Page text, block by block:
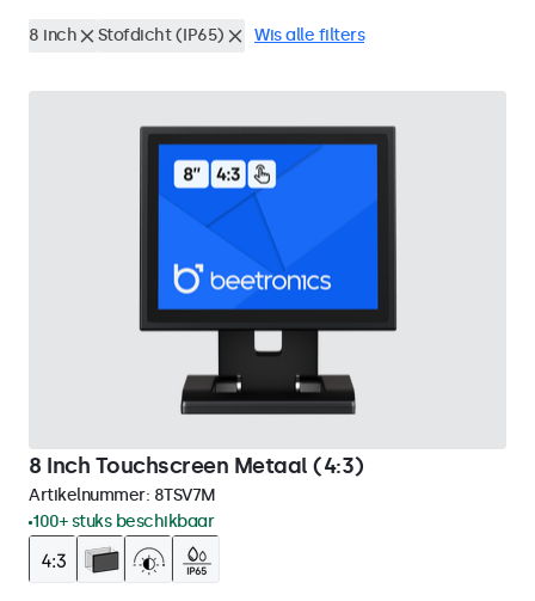
8 inch Stofdicht (IP65) Wis alle filters
8 Inch Touchscreen Metaal (4:3)
Artikelnummer: 8TSV7M
100+ stuks beschikbaar